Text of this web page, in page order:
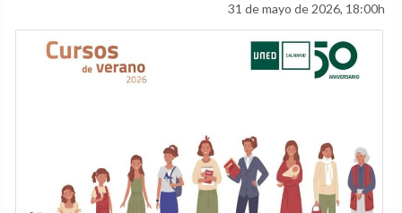
31 de mayo de 2026, 18:00h